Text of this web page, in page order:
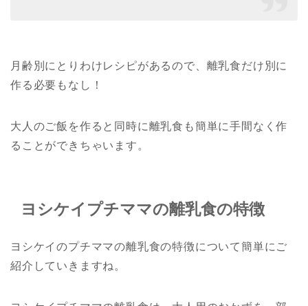
月齢別にとりわけレシピがあるので、離乳食だけ別に
作る必要もなし！
大人のご飯を作ると同時に離乳食も簡単に手間なく作
ることができちゃいます。
ヨシケイプチママの離乳食の特徴
ヨシケイのプチママの離乳食の特徴について簡単にご
紹介していきますね。